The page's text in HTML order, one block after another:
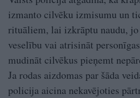
izmanto cilvēku izmisumu un
rituāliem, lai izkrāptu naudu,
veselību vai atrisināt
mudināt cilvēkus pieņemt
Ja rodas aizdomas par šāda
policija aicina nekavējoties